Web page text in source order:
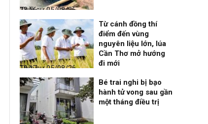
Thời sự
05/08/26, 23:56
Thời sự
05/08/26, 19:17
Từ cánh đồng thí
điểm đến vùng
nguyên liệu lớn, lúa
Cần Thơ mở hướng
đi mới
Bé trai nghi bị bạo
hành tử vong sau gần
một tháng điều trị